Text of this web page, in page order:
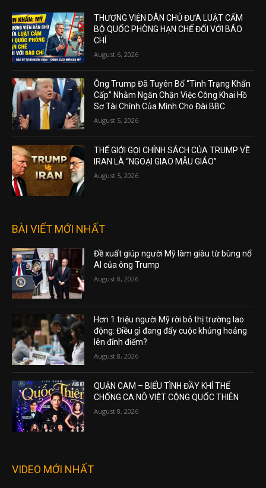
THƯỢNG VIỆN DÂN CHỦ ĐƯA LUẬT CẤM
BỘ QUỐC PHÒNG HẠN CHẾ ĐỐI VỚI BÁO
CHÍ
August 6, 2026
Ông Trump Đã Tuyên Bố “Tình Trạng Khẩn
Cấp” Nhằm Ngăn Chặn Việc Công Khai Hồ
Sơ Tài Chính Của Mình Cho Đài BBC
August 5, 2026
THẾ GIỚI GỌI CHÍNH SÁCH CỦA TRUMP VỀ
IRAN LÀ “NGOẠI GIAO MẪU GIÁO”
August 5, 2026
BÀI VIẾT MỚI NHẤT
Đề xuất giúp người Mỹ làm giàu từ bùng nổ
AI của ông Trump
August 8, 2026
Hơn 1 triệu người Mỹ rời bỏ thị trường lao
động: Điều gì đang đẩy cuộc khủng hoảng
lên đỉnh điểm?
August 8, 2026
QUẬN CAM – BIỂU TÌNH ĐẦY KHÍ THẾ
CHỐNG CA NÔ VIỆT CỘNG QUỐC THIÊN
August 8, 2026
VIDEO MỚI NHẤT